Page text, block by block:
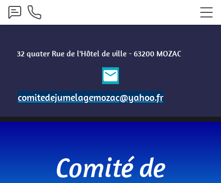
32 quater Rue de l'Hôtel de ville - 63200 MOZAC
email
comitedejumelagemozac@yahoo.fr
Comité de